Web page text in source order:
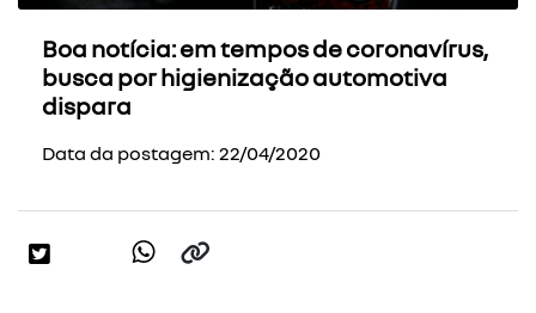
Boa notícia: em tempos de coronavírus,
busca por higienização automotiva
dispara
Data da postagem: 22/04/2020